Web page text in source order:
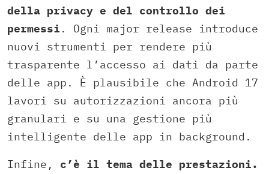
della privacy e del controllo dei
permessi . Ogni major release introduce
nuovi strumenti per rendere più
trasparente l’accesso ai dati da parte
delle app. È plausibile che Android 17
lavori su autorizzazioni ancora più
granulari e su una gestione più
intelligente delle app in background.
Infine, c’è il tema delle prestazioni.